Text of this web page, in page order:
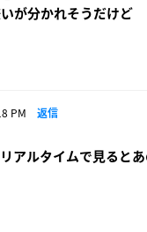
が分かれそうだけど
PM 返信
アルタイムで見ると